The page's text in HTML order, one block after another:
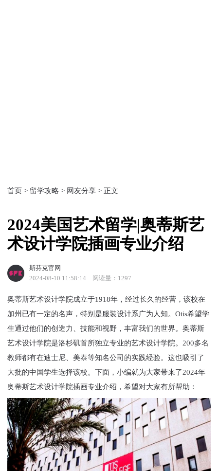
首页 > 留学攻略 > 网友分享 > 正文
2024美国艺术留学|奥蒂斯艺
术设计学院插画专业介绍
斯芬克官网
2024-08-10 11:58:14
阅读量：1297
奥蒂斯艺术设计学院成立于1918年，经过长久的经营，该校在
加州已有一定的名声，特别是服装设计系广为人知。Otis希望学
生通过他们的创造力、技能和视野，丰富我们的世界。奥蒂斯
艺术设计学院是洛杉矶首所独立专业的艺术设计学院。200多名
教师都有在迪士尼、美泰等知名公司的实践经验。这也吸引了
大批的中国学生选择该校。下面，小编就为大家带来了2024年
奥蒂斯艺术设计学院插画专业介绍，希望对大家有所帮助：